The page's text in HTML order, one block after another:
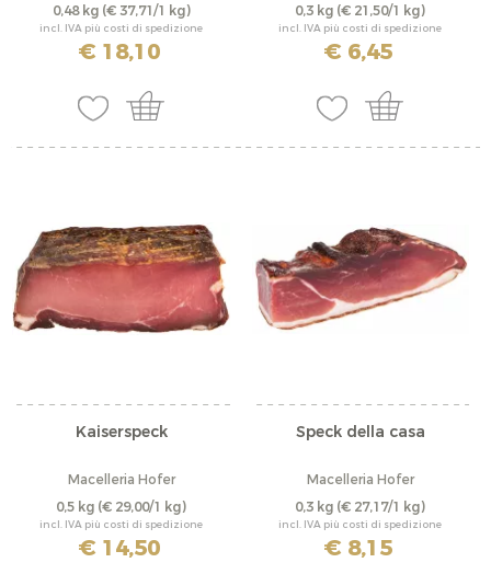
0,48 kg (€ 37,71/1 kg)
incl. IVA più costi di spedizione
€ 18,10
0,3 kg (€ 21,50/1 kg)
incl. IVA più costi di spedizione
€ 6,45
Kaiserspeck
Macelleria Hofer
0,5 kg (€ 29,00/1 kg)
incl. IVA più costi di spedizione
€ 14,50
Speck della casa
Macelleria Hofer
0,3 kg (€ 27,17/1 kg)
incl. IVA più costi di spedizione
€ 8,15